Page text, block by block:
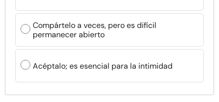
Compártelo a veces, pero es difícil
permanecer abierto
Acéptalo; es esencial para la intimidad